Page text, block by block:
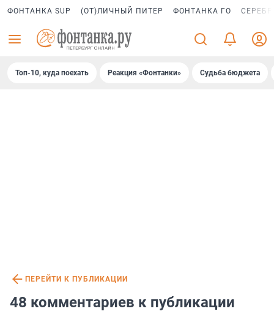
ФОНТАНКА SUP (ОТ)ЛИЧНЫЙ ПИТЕР ФОНТАНКА ГО
Топ-10, куда поехать Реакция «Фонтанки» Судьба бюджета
ПЕРЕЙТИ К ПУБЛИКАЦИИ
48 комментариев к публикации